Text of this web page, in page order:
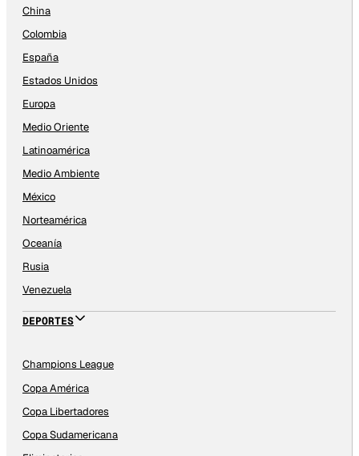
China
Colombia
España
Estados Unidos
Europa
Medio Oriente
Latinoamérica
Medio Ambiente
México
Norteamérica
Oceanía
Rusia
Venezuela
DEPORTES
Champions League
Copa América
Copa Libertadores
Copa Sudamericana